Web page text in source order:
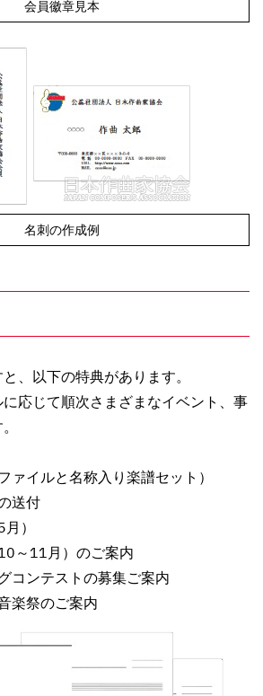
会員徽章見本
名刺の作成例
、以下の特典があります。
応じて順次さまざまなイベント、事
ァイルと名称入り楽譜セット）
送付
）
～11月）のご案内
コンテストの募集ご案内
楽祭のご案内